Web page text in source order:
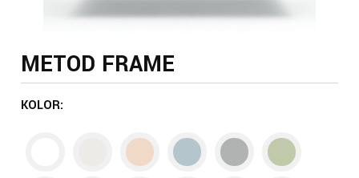
METOD FRAME
KOLOR: